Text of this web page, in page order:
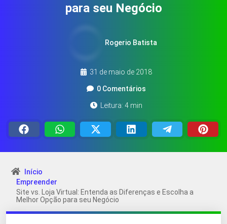
para seu Negócio
Rogerio Batista
31 de maio de 2018
0 Comentários
Leitura: 4 min
Início
Empreender
Site vs. Loja Virtual: Entenda as Diferenças e Escolha a
Melhor Opção para seu Negócio